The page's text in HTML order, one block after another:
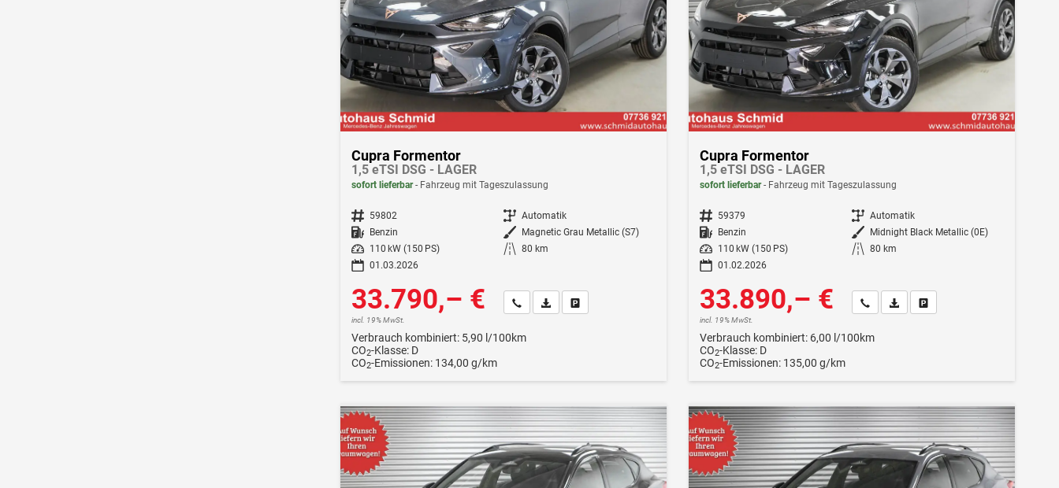
Cupra Formentor
1,5 eTSI DSG - LAGER
sofort lieferbar Fahrzeug mit Tageszulassung
Fahrzeugnr. 59802 Getriebe Automatik
Kraftstoff Benzin Außenfarbe Magnetic Grau Metallic (S7)
Leistung
110 kW (150 PS) Kilometerstand 80 km
01.03.2026
33.790,– €
incl. 19% MwSt.
Wir rufen Sie an
Fahrzeugexposé (PDF)
Fahrzeug parken
Verbrauch kombiniert: 5,90 l/100km
CO2-Klasse: D
CO2-Emissionen: 134,00 g/km
Cupra Formentor
1,5 eTSI DSG - LAGER
sofort lieferbar Fahrzeug mit Tageszulassung
Fahrzeugnr. 59379 Getriebe Automatik
Kraftstoff Benzin Außenfarbe Midnight Black Metallic (0E)
Leistung
110 kW (150 PS) Kilometerstand 80 km
01.02.2026
33.890,– €
incl. 19% MwSt.
Wir rufen Sie an
Fahrzeugexposé (PDF)
Fahrzeug parken
Verbrauch kombiniert: 6,00 l/100km
CO2-Klasse: D
CO2-Emissionen: 135,00 g/km